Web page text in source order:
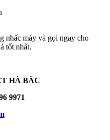
nhấc máy và gọi ngay cho
tốt nhất.
HÀ BẮC
9971